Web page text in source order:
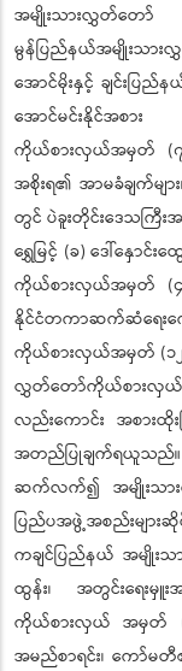
အမျိုးသားလွှတ်တော်
မွန်ပြည်နယ်အမျိုးသာ
အောင်မိုးနှင့် ချင်းပ
အောင်မင်းနိုင်အစာ
ကိုယ်စားလှယ်အမှတ် (၇)
အစိုးရ၏ အာမခံချက်မျာ
တွင် ပဲခူးတိုင်းဒေသကြီ
ရွှေမြင့် (ခ) ဒေါ်နှောင်
ကိုယ်စားလှယ်အမှတ် (၄)
နိုင်ငံတကာဆက်ဆံရေး
ကိုယ်စားလှယ်အမှတ် (၁၂)
လွှတ်တော်ကိုယ်စားလှယ်အ
လည်းကောင်း အစားထိုး
အတည်ပြုချက်ရယူသည်။
ဆက်လက်၍ အမျိုးသား
ပြည်ပအဖွဲ့အစည်းမျ
ကချင်ပြည်နယ် အမျိုး
ထွန်း၊ အတွင်းရေးမှူး
ကိုယ်စားလှယ် အမှတ် (၂
အမည်စာရင်း၊ ကော်မ